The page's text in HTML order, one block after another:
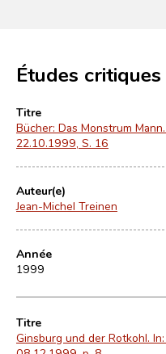
Études critiques
Titre
Bücher: Das Monstrum
22.10.1999, S. 16
Auteur(e)
Jean-Michel Treinen
Année
1999
Titre
Ginsburg und der Rotkohl.